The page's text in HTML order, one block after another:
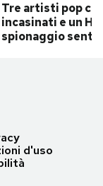
Tre artisti pop
incasinati e un
spionaggio
d'uso